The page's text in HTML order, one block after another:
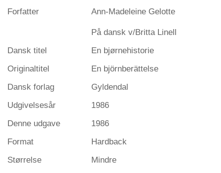
Forfatter Ann-Madeleine Gelotte
På dansk v/Britta Linell
Dansk titel
En bjørnehistorie
Originaltitel
En björnberättelse
Dansk forlag
Gyldendal
Udgivelsesår
1986
Denne udgave
1986
Format
Hardback
Størrelse
Mindre